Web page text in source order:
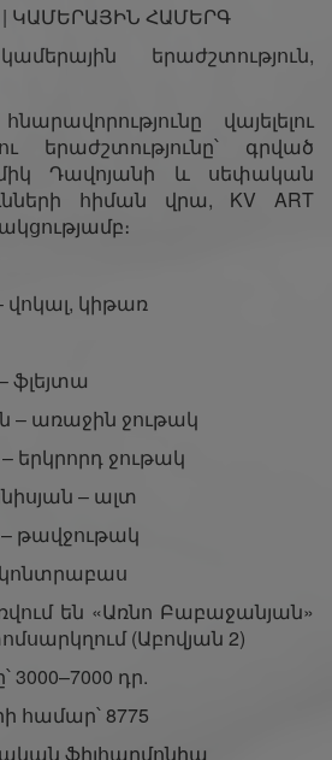
ԿԱՄԵՐԱՅԻՆ ՀԱՄԵՐԳ
երաժշտություն,
վայելելու
երաժշտությունը՝ գրված
Դավոյանի և սեփական
հիման վրա, KV ART
վոկալ, կիթառ
ֆլեյտա
– առաջին ջութակ
երկրորդ ջութակ
– ալտ
թավջութակ
կոնտրաբաս
են «Առնո Բաբաջանյան»
(Աբովյան 2)
3000–7000 դր.
համար՝ 8775
ֆիլհարմոնիա